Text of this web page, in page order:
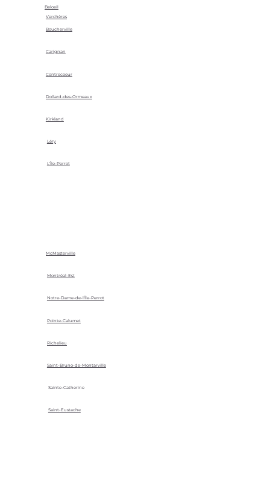
Verchères
Beloeil
Boucherville
Carignan
Contrecoeur
Dollard-des-Ormeaux
Kirkland
Léry
L'Île-Perrot
McMasterville
Montréal-Est
Notre-Dame-de-l'Île-Perrot
Pointe-Calumet
Richelieu
Saint-Bruno-de-Montarville
Sainte-Catherine
Saint-Eustache